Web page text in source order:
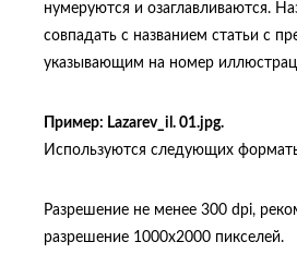
нумеруются и озаглавливаются.
совпадать с названием статьи с
указывающим на номер
Пример: Lazarev_il. 01.jpg.
Используются следующих
Разрешение не менее 300 dpi,
разрешение 1000х2000 пикселей.